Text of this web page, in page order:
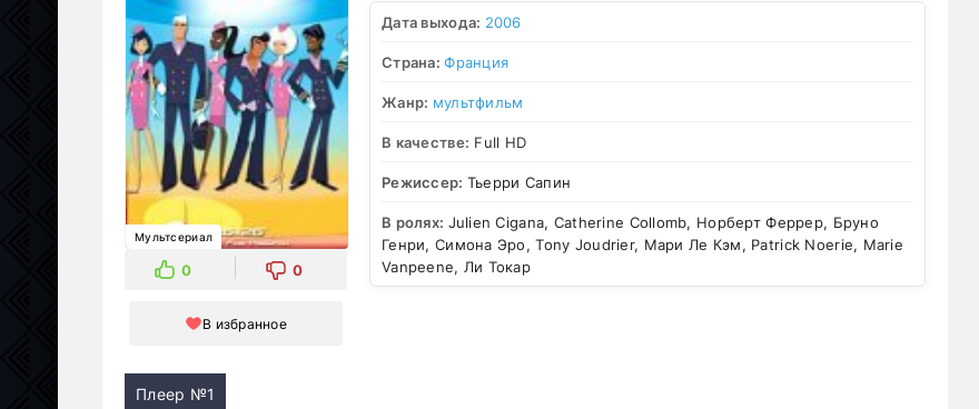
Мультсериал
0 0
В избранное
Дата выхода: 2006
Страна:Франция
Жанр: мультфильм
В качестве: Full HD
Режиссер: Тьерри Сапин
В ролях: Julien Cigana, Catherine Collomb, Норберт Феррер, Бруно
Генри, Симона Эро, Tony Joudrier, Мари Ле Кэм, Patrick Noerie, Marie
Vanpeene, Ли Токар
Плеер №1